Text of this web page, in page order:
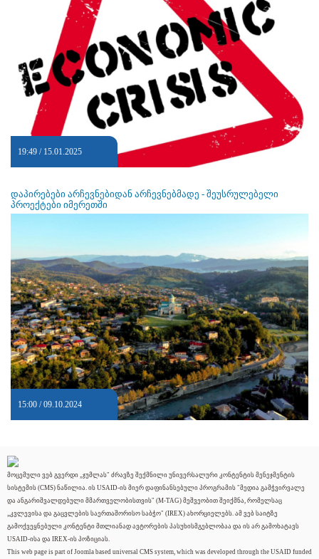
19:49 / 15.01.2025
დაპირებები არჩევნებიდან არჩევნებმადე - შეუსრულებელი
პროექტები იმერეთში
15:00 / 09.10.2024
მოცემული ვებ გვერდი „ჯუმლას" ძრავზე შექმნილი უნივერსალური კონტენტის მენეჯმენტის
სისტემის (CMS) ნაწილია. ის USAID-ის მიერ დაფინანსებული პროგრამის "მედია გამჭვირვალე
და ანგარიშვალდებული მმართველობისთვის" (M-TAG) მეშვეობით შეიქმნა, რომელსაც
„კვლევისა და გაცვლების საერთაშორისო საბჭო" (IREX) ახორციელებს. ამ ვებ საიტზე
გამოქვეყნებული კონტენტი მთლიანად ავტორების პასუხისმგებლობაა და ის არ გამოხატავს
USAID-ისა და IREX-ის პოზიციას.
This web page is part of Joomla based universal CMS system, which was developed through the USAID funded